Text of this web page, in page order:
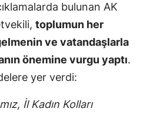
bulunan AK
toplumun her
ve vatandaşlarla
önemine vurgu yaptı.
yer verdi:
İl Kadın Kolları